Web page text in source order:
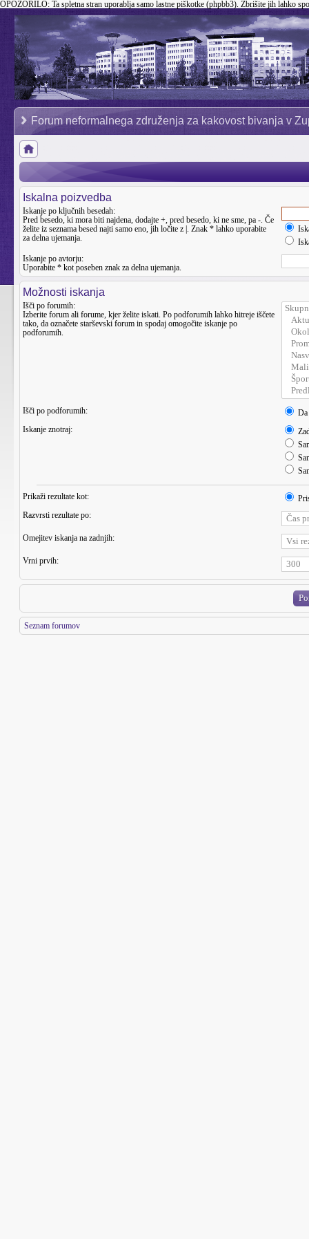
OPOZORILO: Ta spletna stran uporablja samo lastne piškotke (phpbb3). Zbrišite jih lahko
Forum neformalnega združenja za kakovost bivanja v
Iskalna poizvedba
Iskanje po ključnih besedah:
Pred besedo, ki mora biti najdena, dodajte +, pred besedo, ki ne sme, pa -. Če
želite iz seznama besed najti samo eno, jih ločite z . Znak * lahko uporabite
za delna ujemanja.
Iskanje po avtorju:
Uporabite * kot poseben znak za delna ujemanja.
Možnosti iskanja
Išči po forumih:
Izberite forum ali forume, kjer želite iskati. Po podforumih lahko hitreje iščete
tako, da označete starševski forum in spodaj omogočite iskanje po
podforumih.
Išči po podforumih:
Da
Iskanje znotraj:
Prikaži rezultate kot:
Razvrsti rezultate po:
Omejitev iskanja na zadnjih:
Vrni prvih:
Seznam forumov